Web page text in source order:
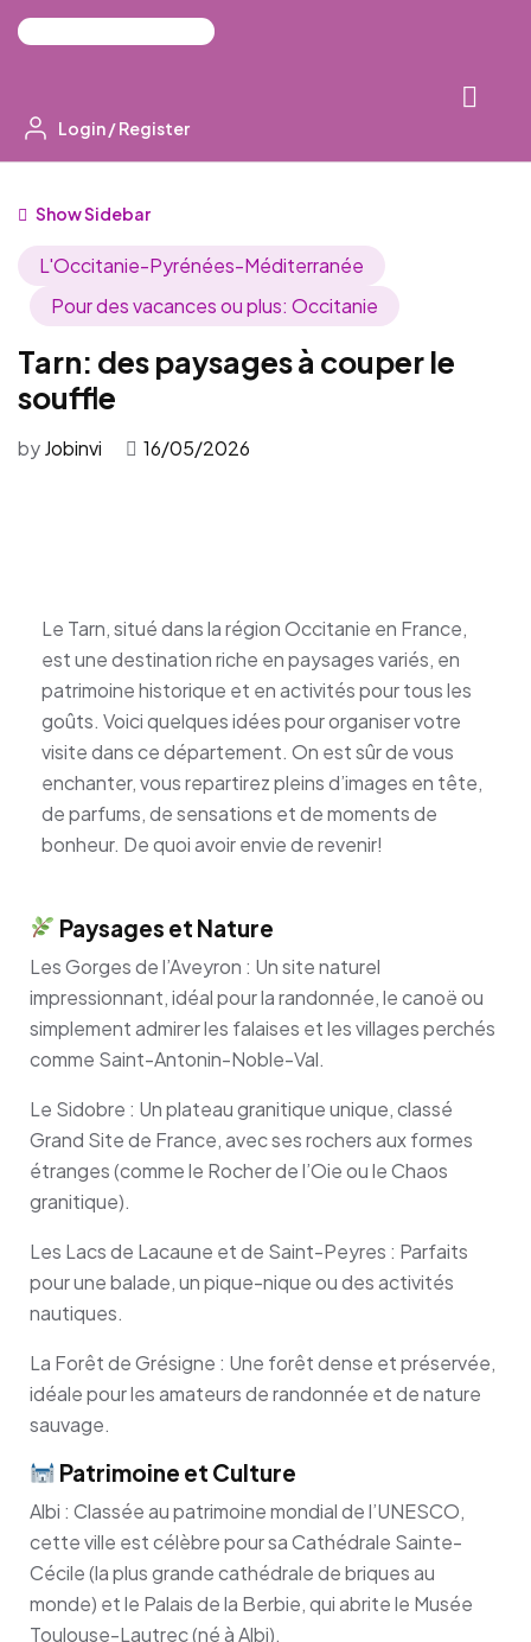
Login /Register
Show Sidebar
L'Occitanie-Pyrénées-Méditerranée
Pour des vacances ou plus: Occitanie
Tarn: des paysages à couper le
souffle
byJobinvi 16/05/2026
Le Tarn, situé dans la région Occitanie en France,
est une destination riche en paysages variés, en
patrimoine historique et en activités pour tous les
goûts. Voici quelques idées pour organiser votre
visite dans ce département. On est sûr de vous
enchanter, vous repartirez pleins d’images en tête,
de parfums, de sensations et de moments de
bonheur. De quoi avoir envie de revenir!
Paysages et Nature
Les Gorges de l’Aveyron : Un site naturel
impressionnant, idéal pour la randonnée, le canoë ou
simplement admirer les falaises et les villages perchés
comme Saint-Antonin-Noble-Val.
Le Sidobre : Un plateau granitique unique, classé
Grand Site de France, avec ses rochers aux formes
étranges (comme le Rocher de l’Oie ou le Chaos
granitique).
Les Lacs de Lacaune et de Saint-Peyres : Parfaits
pour une balade, un pique-nique ou des activités
nautiques.
La Forêt de Grésigne : Une forêt dense et préservée,
idéale pour les amateurs de randonnée et de nature
sauvage.
Patrimoine et Culture
Albi : Classée au patrimoine mondial de l’UNESCO,
cette ville est célèbre pour sa Cathédrale Sainte-
Cécile (la plus grande cathédrale de briques au
monde) et le Palais de la Berbie, qui abrite le Musée
Toulouse-Lautrec (né à Albi).